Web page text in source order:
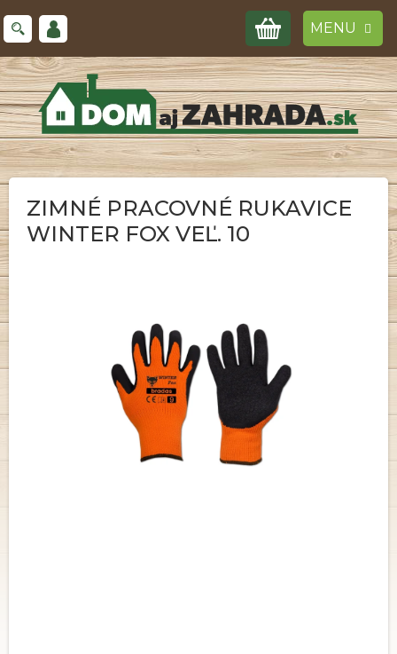
na
obsah
NÁKUPNÝ
ZIMNÉ PRACOVNÉ RUKAVICE
WINTER FOX VEĽ. 10